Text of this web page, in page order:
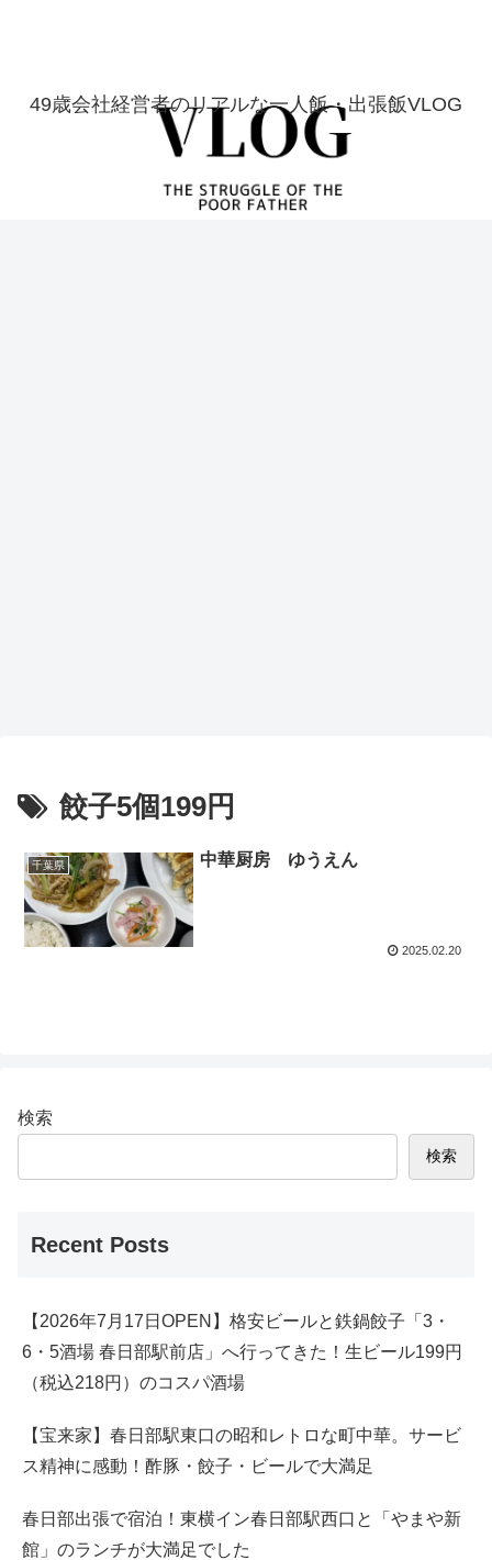
49歳会社経営者のリアルな一人飯・出張飯VLOG
餃子5個199円
千葉県 中華厨房 ゆうえん
2025.02.20
検索
検索
Recent Posts
【2026年7月17日OPEN】格安ビールと鉄鍋餃子「3・
6・5酒場 春日部駅前店」へ行ってきた！生ビール199円
（税込218円）のコスパ酒場
【宝来家】春日部駅東口の昭和レトロな町中華。サービ
ス精神に感動！酢豚・餃子・ビールで大満足
春日部出張で宿泊！東横イン春日部駅西口と「やまや新
館」のランチが大満足でした